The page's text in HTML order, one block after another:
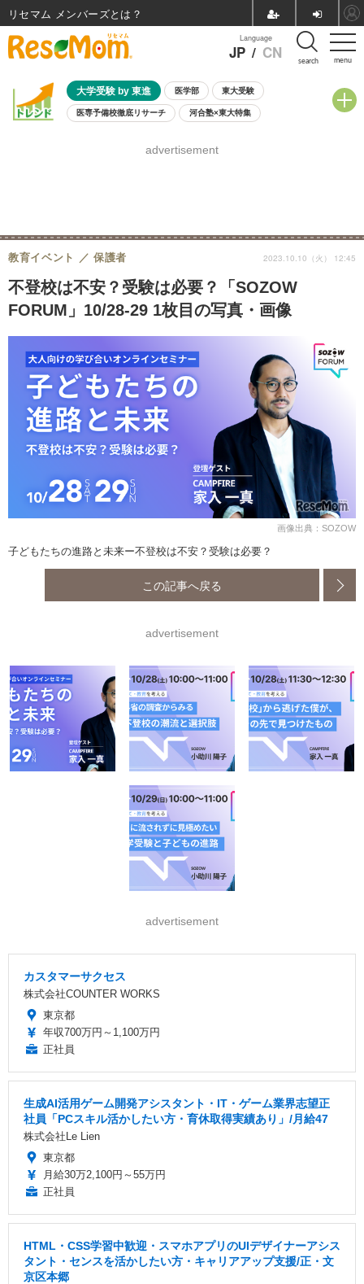
menu
Language
JP / CN search
大学受験 by 東進 医学部 東大受験
医専予備校徹底リサーチ 河合塾×東大特集
8月開催学校説明会・相談会
advertisement
不登校は不安？受験は必要？「SOZOW
FORUM」10/28-29 1枚目の写真・画像
教育イベント 保護者 2023.10.10（火） 12:45
画像出典：SOZOW
子どもたちの進路と未来ー不登校は不安？受験は必要？
この記事へ戻る
advertisement
advertisement
カスタマーサクセス
株式会社COUNTER WORKS
東京都
年収700万円～1,100万円
正社員
生成AI活用ゲーム開発アシスタント・IT・ゲーム業界志望正
社員「PCスキル活かしたい方・育休取得実績あり」/月給47
株式会社Le Lien
東京都
月給30万2,100円～55万円
正社員
HTML・CSS学習中歓迎・スマホアプリのUIデザイナーアシス
タント・センスを活かしたい方・キャリアアップ支援/正・文
京区本郷
リセマム メンバーズ